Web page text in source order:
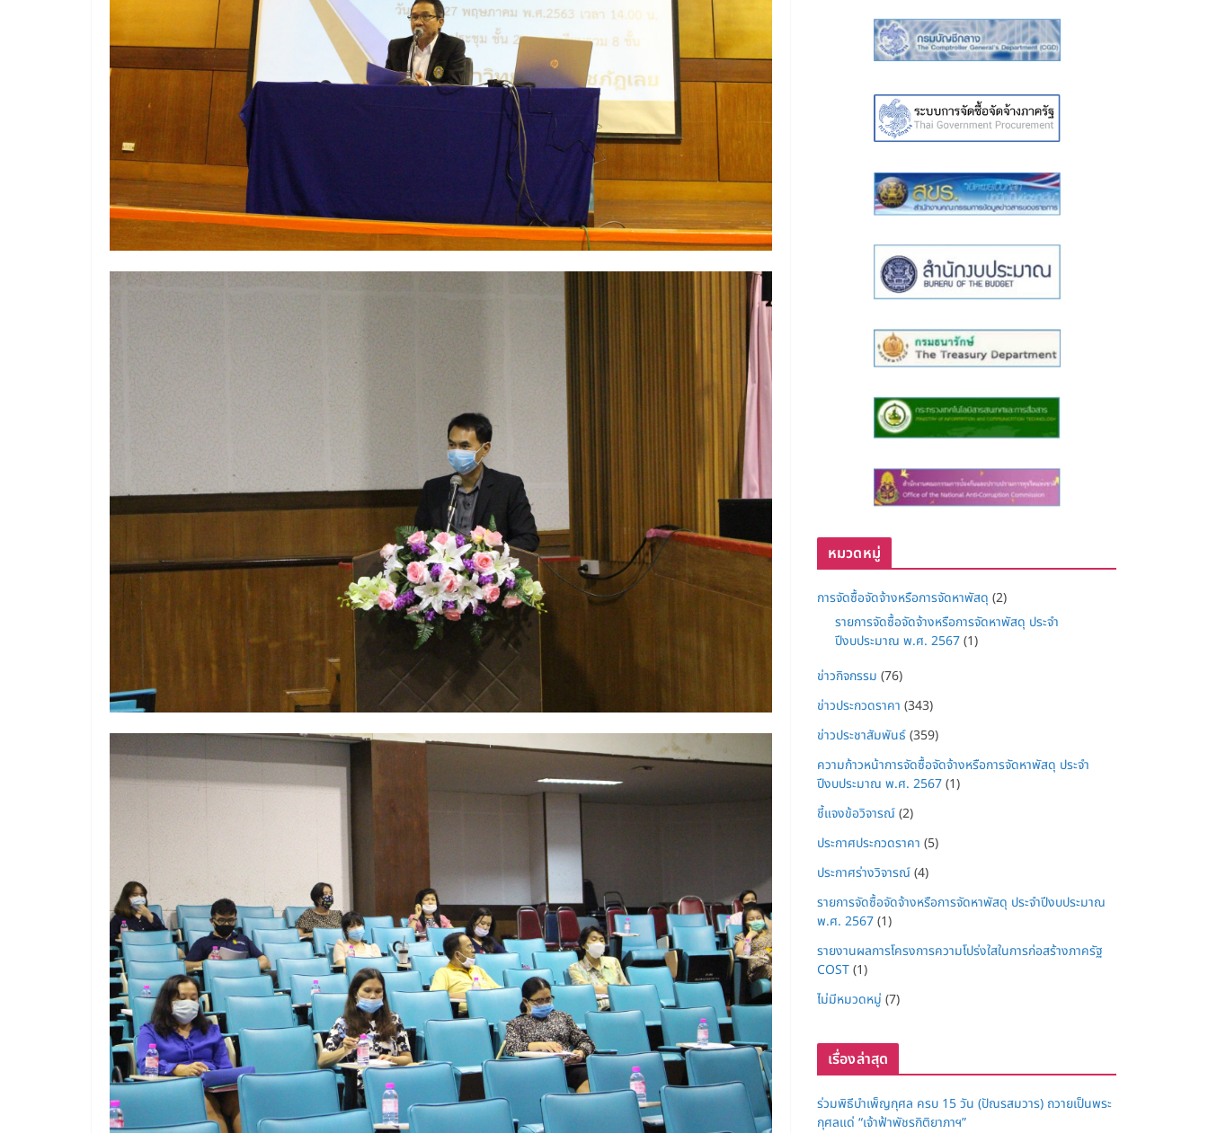
หมวดหมู่
การจัดซื้อจัดจ้างหรือการจัดหาพัสดุ (2)
รายการจัดซื้อจัดจ้างหรือการจัดหาพัสดุ ประจำ
ปีงบประมาณ พ.ศ. 2567(1)
ข่าวกิจกรรม (76)
ข่าวประกวดราคา (343)
ข่าวประชาสัมพันธ์(359)
ความก้าวหน้าการจัดซื้อจัดจ้างหรือการจัดหาพัสดุ ประจำ
ปีงบประมาณ พ.ศ. 2567(1)
ชี้แจงข้อวิจารณ์(2)
ประกาศประกวดราคา (5)
ประกาศร่างวิจารณ์(4)
รายการจัดซื้อจัดจ้างหรือการจัดหาพัสดุ ประจำปีงบประมาณ
พ.ศ. 2567(1)
รายงานผลการโครงการความโปร่งใสในการก่อสร้างภาครัฐ
COST(1)
ไม่มีหมวดหมู่ (7)
เรื่องล่าสุด
ร่วมพิธีบำเพ็ญกุศล ครบ 15 วัน (ปัณรสมวาร) ถวายเป็นพระ
กุศลแด่ “เจ้าฟ้าพัชรกิติยาภาฯ”